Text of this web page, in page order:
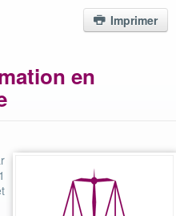
Imprimer
en